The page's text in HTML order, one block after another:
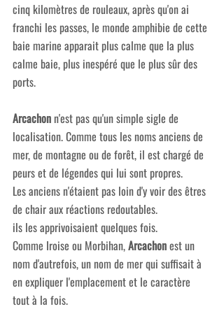
cinq kilomètres de rouleaux, après qu'on ai
franchi les passes, le monde amphibie de cette
baie marine apparait plus calme que la plus
calme baie, plus inespéré que le plus sûr des
ports.
Arcachon n'est pas qu'un simple sigle de
localisation. Comme tous les noms anciens de
mer, de montagne ou de forêt, il est chargé de
peurs et de légendes qui lui sont propres.
Les anciens n'étaient pas loin d'y voir des êtres
de chair aux réactions redoutables.
ils les apprivoisaient quelques fois.
Comme Iroise ou Morbihan, Arcachon est un
nom d'autrefois, un nom de mer qui suffisait à
en expliquer l'emplacement et le caractère
tout à la fois.